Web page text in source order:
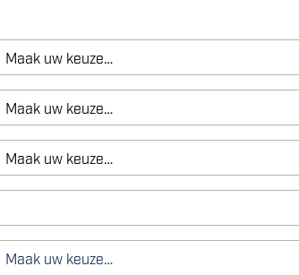
Maak uw keuze…
Maak uw keuze…
Maak uw keuze…